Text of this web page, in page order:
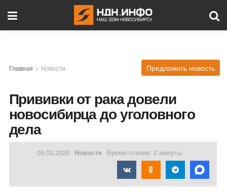
Главная Новости Предложить новость
Прививки от рака довели
новосибирца до уголовного
дела
05.03.2020 Новости Время чтения: 2 минуты